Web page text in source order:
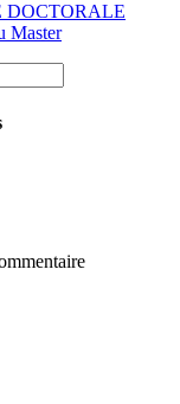
DOCTORALE
Master